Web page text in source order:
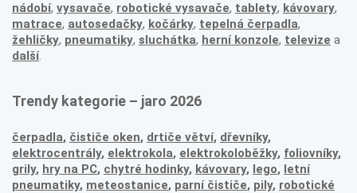
nádobí, vysavače, robotické vysavače, tablety, kávovary,
matrace, autosedačky, kočárky, tepelná čerpadla,
žehličky, pneumatiky, sluchátka, herní konzole, televize a
další.
Trendy kategorie – jaro 2026
čerpadla, čističe oken, drtiče větví, dřevníky,
elektrocentrály, elektrokola, elektrokoloběžky, foliovníky,
grily, hry na PC, chytré hodinky, kávovary, lego, letní
pneumatiky, meteostanice, parní čističe, pily, robotické